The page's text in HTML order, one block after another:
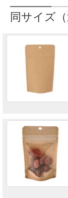
同サイズ